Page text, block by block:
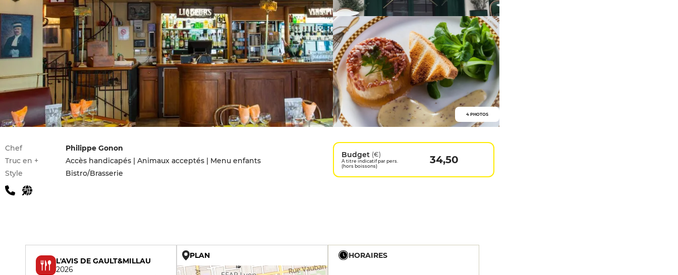
4 PHOTOS
Infos pratiques
Chef
Philippe Gonon
Truc en +
Accès handicapés | Animaux acceptés | Menu enfants
Style
Bistro/Brasserie
Budget (€)
A titre indicatif par pers.
(hors boissons)
34,50
L'AVIS DE GAULT&MILLAU
2026
PLAN HORAIRES